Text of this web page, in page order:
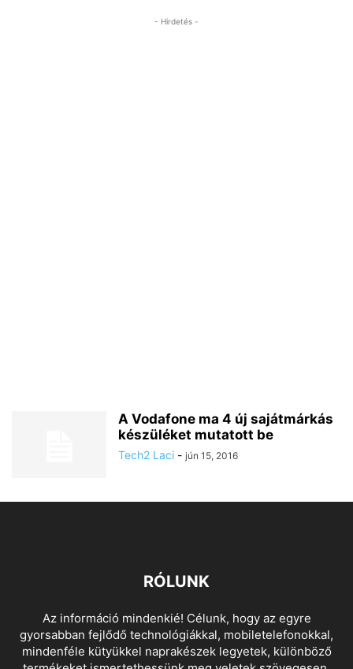
- Hirdetés -
A Vodafone ma 4 új sajátmárkás
készüléket mutatott be
Tech2 Laci - jún 15, 2016
RÓLUNK
Az információ mindenkié! Célunk, hogy az egyre
gyorsabban fejlődő technológiákkal, mobiletelefonokkal,
mindenféle kütyükkel naprakészek legyetek, különböző